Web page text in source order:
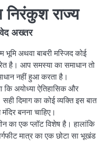
राज्य
अख्तर
भूमि अथवा बाबरी मस्जिद कोई
है। आप समस्या का समाधान तो
नहीं हुआ करता है।
अयोध्या ऐतिहासिक और
दिमाग का कोई व्यक्ति इस बात
बनना चाहिए।
का एक प्लॉट विशेष है। हालांकि
मात्र का एक छोटा सा भूखंड